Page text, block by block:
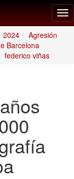
2024
Agresión
Barcelona
federico viñas